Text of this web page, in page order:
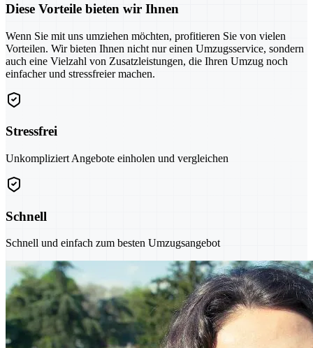
Diese Vorteile bieten wir Ihnen
Wenn Sie mit uns umziehen möchten, profitieren Sie von vielen
Vorteilen. Wir bieten Ihnen nicht nur einen Umzugsservice, sondern
auch eine Vielzahl von Zusatzleistungen, die Ihren Umzug noch
einfacher und stressfreier machen.
Stressfrei
Unkompliziert Angebote einholen und vergleichen
Schnell
Schnell und einfach zum besten Umzugsangebot